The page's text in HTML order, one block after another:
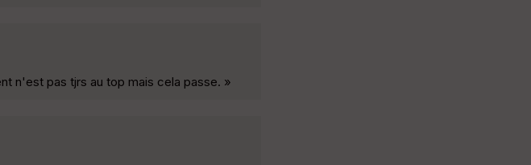
n'est pas tjrs au top mais cela passe. »